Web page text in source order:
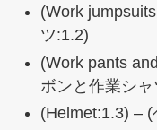
(Work
ツ:1.2)
(Work pants
ボンと作業シ
(Helmet:1.3) –